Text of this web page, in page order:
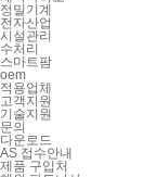
정밀기계
전자산업
시설관리
수처리
스마트팜
oem
적용업체
고객지원
기술지원
문의
다운로드
AS 접수안내
제품 구입처